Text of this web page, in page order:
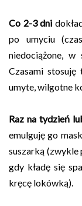
Co 2-3 dni
po umyciu
niedociążone,
Czasami
umyte, wilgotne
Raz na tydzień
emulguję go
suszarką (zwykle
gdy kładę się
kręcę lokówką).